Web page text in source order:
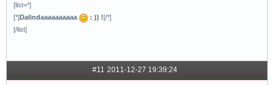
[list=*]
[*]Dalindaaaaaaaaaa : )) ![/*]
[/list]
#11 2011-12-27 19:39:24